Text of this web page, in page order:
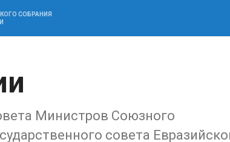
СОБРАНИЯ
Министров Союзного
совета